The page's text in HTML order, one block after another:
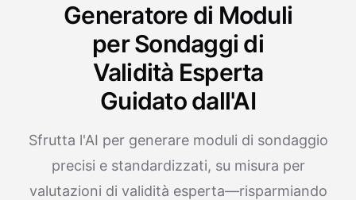
Generatore di Moduli
per Sondaggi di
Validità Esperta
Guidato dall'AI
Sfrutta l'AI per generare moduli di sondaggio
precisi e standardizzati, su misura per
valutazioni di validità esperta—risparmiando